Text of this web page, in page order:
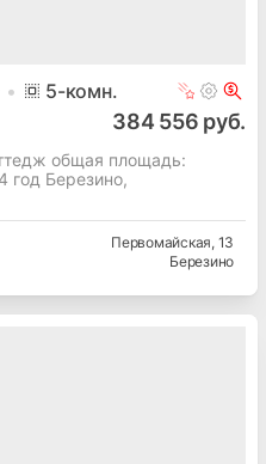
5-комн.
384 556 руб.
общая площадь:
год Березино,
Первомайская, 13
Березино